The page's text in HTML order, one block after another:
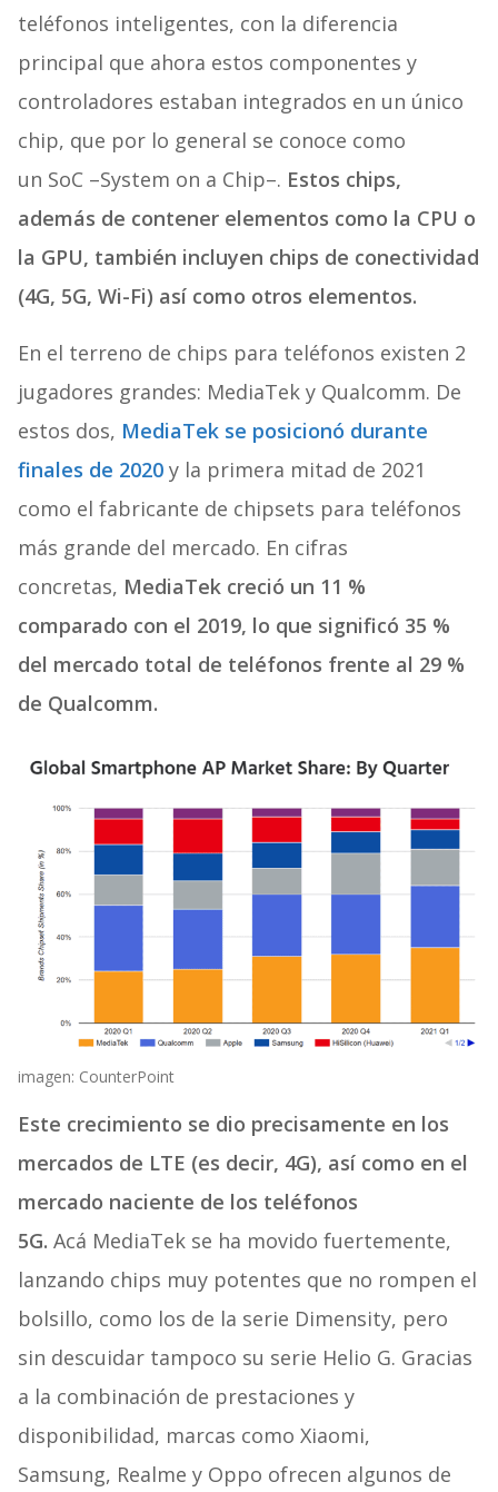
teléfonos inteligentes, con la diferencia
principal que ahora estos componentes y
controladores estaban integrados en un único
chip, que por lo general se conoce como
un SoC –System on a Chip–. Estos chips,
además de contener elementos como la CPU o
la GPU, también incluyen chips de conectividad
(4G, 5G, Wi-Fi) así como otros elementos.
En el terreno de chips para teléfonos existen 2
jugadores grandes: MediaTek y Qualcomm. De
estos dos, MediaTek se posicionó durante
finales de 2020y la primera mitad de 2021
como el fabricante de chipsets para teléfonos
más grande del mercado. En cifras
concretas, MediaTek creció un 11 %
comparado con el 2019, lo que significó 35 %
del mercado total de teléfonos frente al 29 %
de Qualcomm.
imagen: CounterPoint
Este crecimiento se dio precisamente en los
mercados de LTE (es decir, 4G), así como en el
mercado naciente de los teléfonos
5G. Acá MediaTek se ha movido fuertemente,
lanzando chips muy potentes que no rompen el
bolsillo, como los de la serie Dimensity, pero
sin descuidar tampoco su serie Helio G. Gracias
a la combinación de prestaciones y
disponibilidad, marcas como Xiaomi,
Samsung, Realme y Oppo ofrecen algunos de